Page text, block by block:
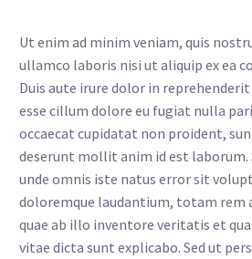
Ut enim ad minim veniam, quis
ullamco laboris nisi ut aliquip ex ea
Duis aute irure dolor in
esse cillum dolore eu fugiat nulla
occaecat cupidatat non proident,
deserunt mollit anim id est laborum.
unde omnis iste natus error sit
doloremque laudantium, totam rem
quae ab illo inventore veritatis et
vitae dicta sunt explicabo. Sed ut